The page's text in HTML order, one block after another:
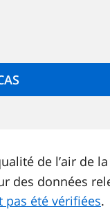
de l’air de la
des données
pas été vérifiées.